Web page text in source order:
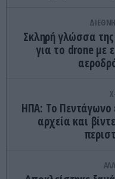
Σκληρή γλώσσα
για το drone με
HΠΑ: Το
αρχεία και